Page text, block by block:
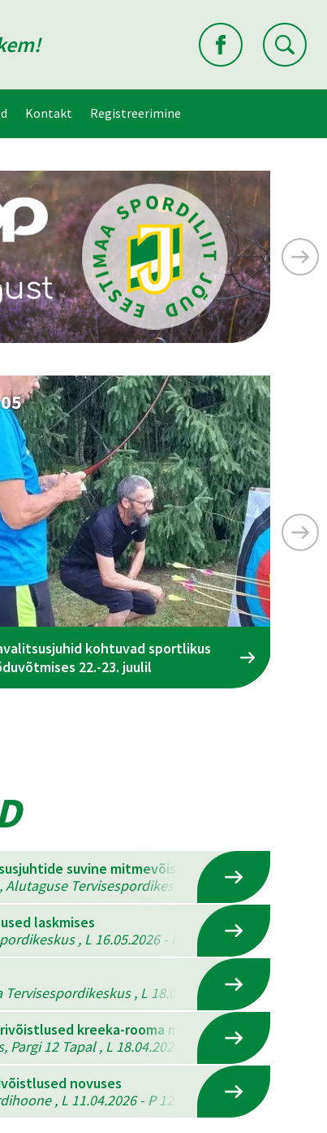
Kontakt Registreerimine
kohtuvad sportlikus
22.-23. juulil
suvine mitmevõistlus
Tervisespordikeskus , K 22.07.2026 - N
laskmises
, L 16.05.2026 - P 17.05.2026
, L 18.04.2026 - P 19.04.2026
kreeka-rooma maadluses,
12 Tapal , L 18.04.2026
novuses
, L 11.04.2026 - P 12.04.2026